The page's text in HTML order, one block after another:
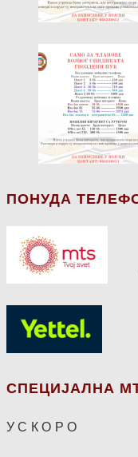
ПОНУДА
СПЕЦИЈАЛНА
У С К О Р О